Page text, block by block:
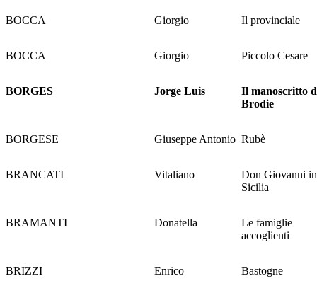
BOCCA Giorgio Il provinciale
BOCCA Giorgio Piccolo Cesare
BORGES Jorge Luis
Il manoscritto
Brodie
BORGESE Giuseppe Antonio Rubè
BRANCATI Vitaliano
Don Giovanni in
Sicilia
BRAMANTI Donatella
Le famiglie
accoglienti
BRIZZI Enrico Bastogne